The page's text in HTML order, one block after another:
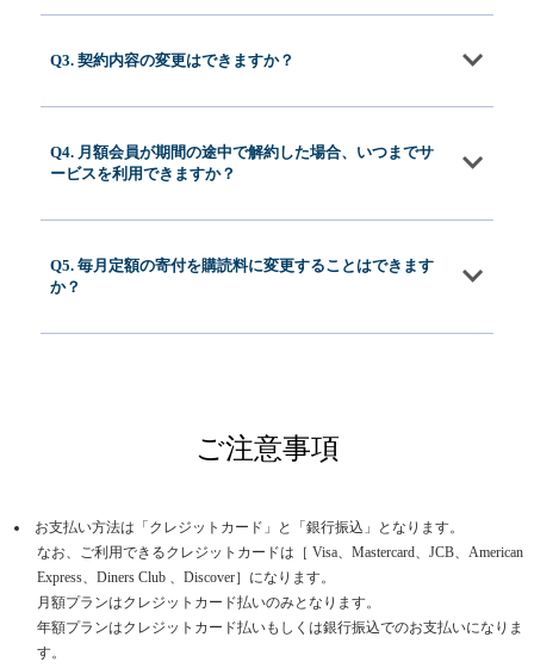
Q3. 契約内容の変更はできますか？
Q4. 月額会員が期間の途中で解約した場合、いつまでサ
ービスを利用できますか？
Q5. 毎月定額の寄付を購読料に変更することはできます
か？
ご注意事項
お支払い方法は「クレジットカード」と「銀行振込」となります。
なお、ご利用できるクレジットカードは［ Visa、Mastercard、JCB、American
Express、Diners Club 、Discover］になります。
月額プランはクレジットカード払いのみとなります。
年額プランはクレジットカード払いもしくは銀行振込でのお支払いになりま
す。